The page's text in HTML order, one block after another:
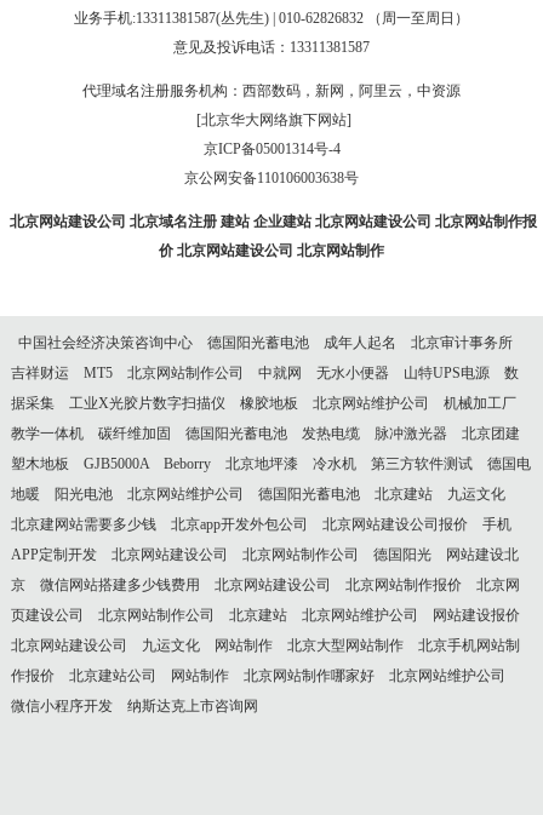
业务手机:13311381587(丛先生) | 010-62826832 （周一至周日）
意见及投诉电话：13311381587
代理域名注册服务机构：西部数码，新网，阿里云，中资源
[北京华大网络旗下网站]
京ICP备05001314号-4
京公网安备110106003638号
北京网站建设公司 北京域名注册 建站 企业建站 北京网站建设公司 北京网站制作报
价 北京网站建设公司 北京网站制作
中国社会经济决策咨询中心 德国阳光蓄电池 成年人起名
北京审计事务所
吉祥财运
MT5 北京网站制作公司 中就网 无水小便器 山特UPS电源
数
据采集
工业X光胶片数字扫描仪 橡胶地板 北京网站维护公司
机械加工厂
教学一体机
碳纤维加固 德国阳光蓄电池 发热电缆 脉冲激光器
北京团建
塑木地板
GJB5000A Beborry 北京地坪漆 冷水机 第三方软件测试
德国电
地暖
阳光电池 北京网站维护公司 德国阳光蓄电池 北京建站
九运文化
北京建网站需要多少钱
北京app开发外包公司 北京网站建设公司报价
手机
APP定制开发
北京网站建设公司 北京网站制作公司 德国阳光
网站建设北
京
微信网站搭建多少钱费用 北京网站建设公司 北京网站制作报价
北京网
页建设公司
北京网站制作公司 北京建站 北京网站维护公司
网站建设报价
北京网站建设公司
九运文化 网站制作 北京大型网站制作
北京手机网站制
作报价
北京建站公司 网站制作 北京网站制作哪家好
北京网站维护公司
微信小程序开发
纳斯达克上市咨询网